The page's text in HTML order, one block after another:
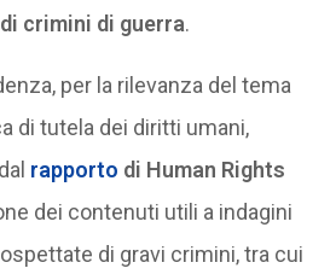
crimini di guerra.
per la rilevanza del tema
di tutela dei diritti umani,
rapporto di Human Rights
dei contenuti utili a indagini
di gravi crimini, tra cui